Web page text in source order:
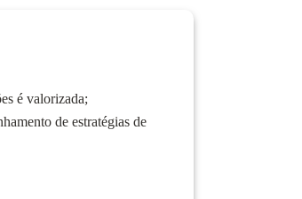
é valorizada;
de estratégias de